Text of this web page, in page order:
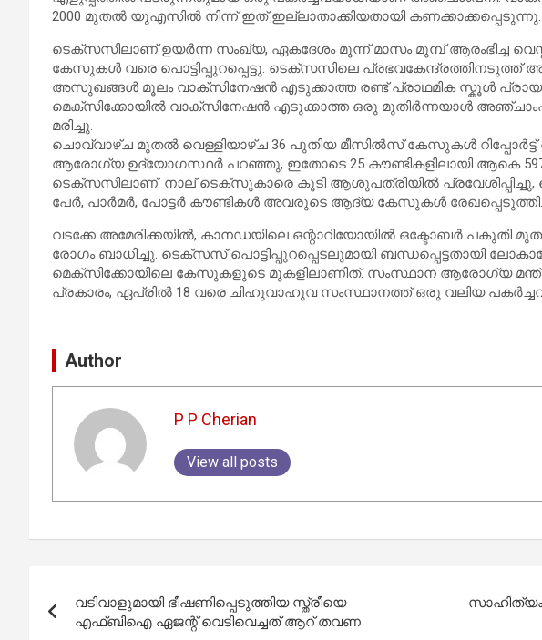
2000 മുതൽ യുഎസിൽ നിന്ന് ഇത് ഇല്ലാതാക്കിയതായി കണക്കാക്കപ്പെടുന്നു.
ടെക്സസിലാണ് ഉയർന്ന സംഖ്യ, ഏകദേശം മൂന്ന് മാസം മുമ്പ് ആരംഭിച്ച
കേസുകൾ വരെ പൊട്ടിപ്പുറപ്പെട്ടു. ടെക്സസിലെ
അസുഖങ്ങൾ മൂലം വാക്സിനേഷൻ എടുക്കാത്ത രണ്ട് പ്രാഥമിക സ്കൂൾ
മെക്സിക്കോയിൽ വാക്സിനേഷൻ എടുക്കാത്ത ഒരു മുതിർന്നയാൾ
മരിച്ചു.
ചൊവ്വാഴ്ച മുതൽ വെള്ളിയാഴ്ച 36 പുതിയ മീസിൽസ് കേസുകൾ
ആരോഗ്യ ഉദ്യോഗസ്ഥർ പറഞ്ഞു, ഇതോടെ 25 കൗണ്ടികളിലായി ആകെ 597
ടെക്സസിലാണ്. നാല് ടെക്സുകാരെ കൂടി ആശുപത്രിയിൽ പ്രവേശിപ്പിച്ചു,
പേർ, പാർമർ, പോട്ടർ കൗണ്ടികൾ അവരുടെ ആദ്യ കേസുകൾ രേഖപ്പെടുത്തി.
വടക്കേ അമേരിക്കയിൽ, കാനഡയിലെ ഒന്റാറിയോയിൽ ഒക്ടോബർ പകുതി
രോഗം ബാധിച്ചു. ടെക്സസ് പൊട്ടിപ്പുറപ്പെടലുമായി ബന്ധപ്പെട്ടതായി
മെക്സിക്കോയിലെ കേസുകളുടെ മുകളിലാണിത്. സംസ്ഥാന ആരോഗ്യ
പ്രകാരം, ഏപ്രിൽ 18 വരെ ചിഹുവാഹുവ സംസ്ഥാനത്ത് ഒരു വലിയ
Author
P P Cherian
View all posts
navigation
വടിവാളുമായി ഭീഷണിപ്പെടുത്തിയ സ്ത്രീയെ
എഫ്‌ബി‌ഐ ഏജന്റ് വെടിവെച്ചത് ആറ് തവണ